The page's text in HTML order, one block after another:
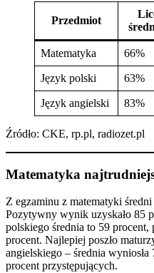
Przedmiot
Matematyka 66%
Język polski 63%
Język angielski 83%
Źródło: CKE, rp.pl, radiozet.pl
Matematyka
Z egzaminu z matematyki
Pozytywny wynik uzyskało 85
polskiego średnia to 59
procent. Najlepiej poszło
angielskiego – średnia wyniosła
procent przystępujących.